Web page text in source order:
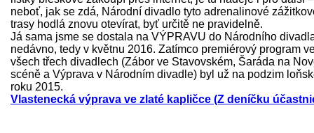
neboť, jak se zdá, Národní divadlo tyto adrenalinové
trasy hodlá znovu otevírat, byť určitě ne pravidelně.
Já sama jsme se dostala na VÝPRAVU do Národního
nedávno, tedy v květnu 2016. Zatímco premiérový program
všech třech divadlech (Zábor ve Stavovském, Šaráda na
scéně a Výprava v Národním divadle) byl už na podzim
roku 2015.
Vlastenecká výprava ve zlaté kapličce (Z deníčku